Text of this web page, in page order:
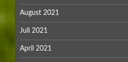
August 2021
Juli 2021
April 2021